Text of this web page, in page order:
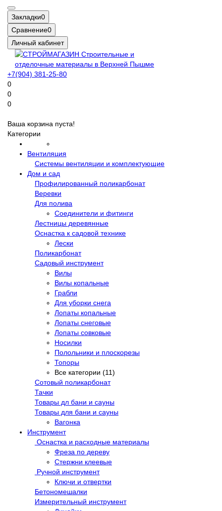
Закладки0
Сравнение0
Личный кабинет
+7(904) 381-25-80
0
0
0
Ваша корзина пуста!
Категории
Вентиляция
Системы вентиляции и комплектующие
Дом и сад
Профилированный поликарбонат
Веревки
Для полива
Соединители и фитинги
Лестницы деревянные
Оснастка к садовой технике
Лески
Поликарбонат
Садовый инструмент
Вилы
Вилы копальные
Грабли
Для уборки снега
Лопаты копальные
Лопаты снеговые
Лопаты совковые
Носилки
Полольники и плоскорезы
Топоры
Все категории (11)
Сотовый поликарбонат
Тачки
Товары дл бани и сауны
Товары для бани и сауны
Вагонка
Инструмент
Оснастка и расходные материалы
Фреза по дереву
Стержни клеевые
Ручной инструмент
Ключи и отвертки
Бетономешалки
Измерительный инструмент